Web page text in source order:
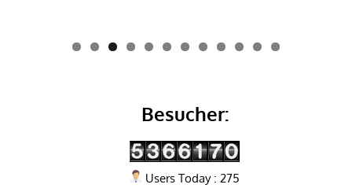
0 1 2
Besucher:
Users Today : 275